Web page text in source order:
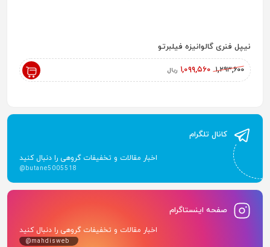
نیپل فنری گالوانیزه فیلبرتو
۱,۲۹۳,۶۰۰ ۱,۰۹۹,۵۶۰ ریال
کانال تلگرام
اخبار مقالات و تخفیفات گروهی را دنبال کنید
@butane5005518
صفحه اینستاگرام
اخبار مقالات و تخفیفات گروهی را دنبال کنید
@mahdisweb